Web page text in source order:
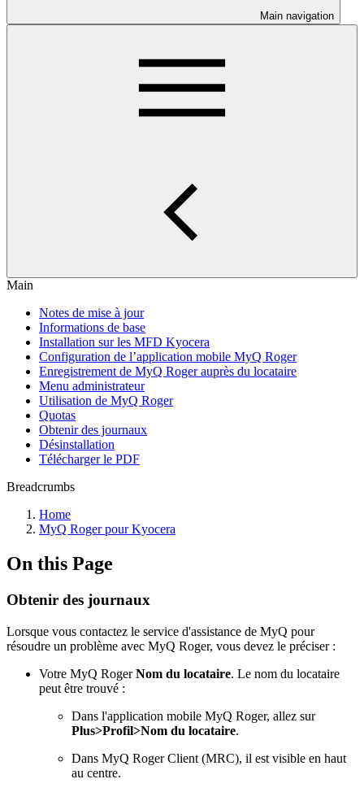
Main navigation
Main
Notes de mise à jour
Informations de base
Installation sur les MFD Kyocera
Configuration de l’application mobile MyQ Roger
Enregistrement de MyQ Roger auprès du locataire
Menu administrateur
Utilisation de MyQ Roger
Quotas
Obtenir des journaux
Désinstallation
Télécharger le PDF
Breadcrumbs
Home
MyQ Roger pour Kyocera
On this Page
Obtenir des journaux
Lorsque vous contactez le service d'assistance de MyQ pour
résoudre un problème avec MyQ Roger, vous devez le préciser :
Votre MyQ RogerNom du locataire. Le nom du locataire
peut être trouvé :
Dans l'application mobile MyQ Roger, allez sur
Plus>Profil>Nom du locataire.
Dans MyQ Roger Client (MRC), il est visible en haut
au centre.